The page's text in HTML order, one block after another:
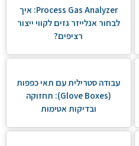
Process Gas Analyzer: איך
לבחור אנלייזר גזים לקווי ייצור
רציפים?
עבודה סטרילית עם תאי כפפות
(Glove Boxes): תחזוקה
ובדיקות אטימות